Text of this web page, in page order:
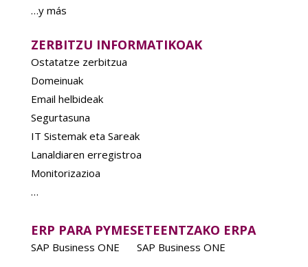
…y más
ZERBITZU INFORMATIKOAK
Ostatatze zerbitzua
Domeinuak
Email helbideak
Segurtasuna
IT Sistemak eta Sareak
Lanaldiaren erregistroa
Monitorizazioa
…
ERP PARA PYMES
SAP Business ONE
ETEENTZAKO ERPA
SAP Business ONE